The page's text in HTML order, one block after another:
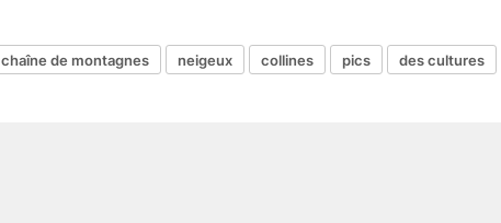
chaîne de montagnes neigeux collines pics des cultures